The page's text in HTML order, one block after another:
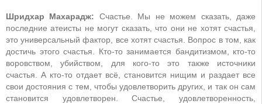
Шридхар Махарадж: Счастье. Мы не можем сказать, даже
последние атеисты не могут сказать, что они не хотят счастья,
это универсальный фактор, все хотят счастья. Вопрос в том, как
достичь этого счастья. Кто-то занимается бандитизмом, кто-то
воровством, убийством, для кого-то это также источники
счастья. А кто-то отдает всё, становится нищим и раздает все
свои достояния с тем, чтобы удовлетворить других, и так он сам
становится удовлетворен. Счастье, удовлетворенность,